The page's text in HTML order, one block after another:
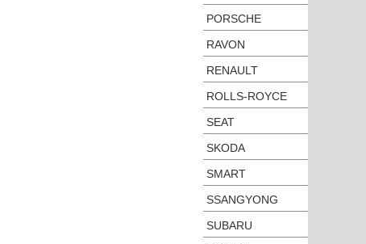
PORSCHE
RAVON
RENAULT
ROLLS-ROYCE
SEAT
SKODA
SMART
SSANGYONG
SUBARU